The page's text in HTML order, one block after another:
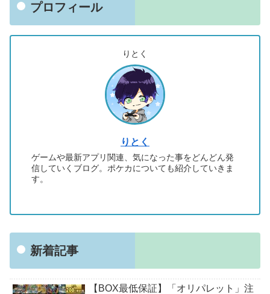
プロフィール
りとく
りとく
ゲームや最新アプリ関連、気になった事をどんどん発
信していくブログ。ポケカについても紹介していきま
す。
新着記事
【BOX最低保証】「オリパレット」注